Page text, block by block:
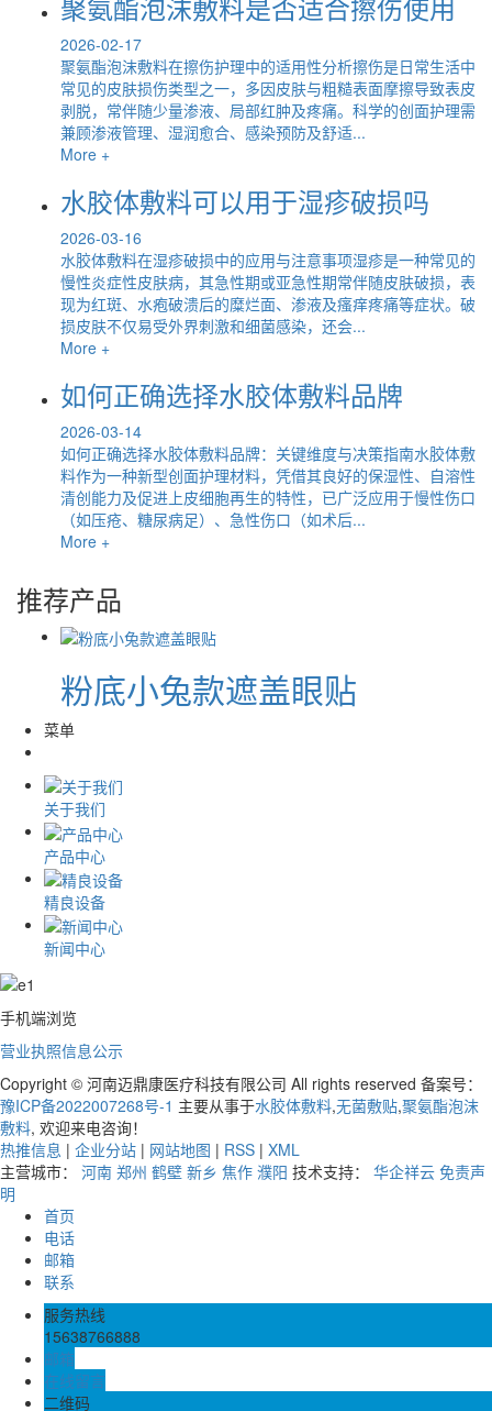
2026-02-17
聚氨酯泡沫敷料在擦伤护理中的适用性分析擦伤是日常生活中
常见的皮肤损伤类型之一，多因皮肤与粗糙表面摩擦导致表皮
剥脱，常伴随少量渗液、局部红肿及疼痛。科学的创面护理需
兼顾渗液管理、湿润愈合、感染预防及舒适...
More +
水胶体敷料可以用于湿疹破损吗
2026-03-16
水胶体敷料在湿疹破损中的应用与注意事项湿疹是一种常见的
慢性炎症性皮肤病，其急性期或亚急性期常伴随皮肤破损，表
现为红斑、水疱破溃后的糜烂面、渗液及瘙痒疼痛等症状。破
损皮肤不仅易受外界刺激和细菌感染，还会...
More +
如何正确选择水胶体敷料品牌
2026-03-14
如何正确选择水胶体敷料品牌：关键维度与决策指南水胶体敷
料作为一种新型创面护理材料，凭借其良好的保湿性、自溶性
清创能力及促进上皮细胞再生的特性，已广泛应用于慢性伤口
（如压疮、糖尿病足）、急性伤口（如术后...
More +
推荐产品
粉底小兔款遮盖眼贴
菜单
关于我们
产品中心
精良设备
新闻中心
手机端浏览
营业执照信息公示
Copyright © 河南迈鼎康医疗科技有限公司 All rights reserved 备案号：
豫ICP备2022007268号-1 主要从事于水胶体敷料,无菌敷贴,聚氨酯泡沫
敷料, 欢迎来电咨询！
热推信息 | 企业分站 | 网站地图 | RSS | XML
主营城市： 河南 郑州 鹤壁 新乡 焦作 濮阳 技术支持： 华企祥云 免责声
明
首页
电话
邮箱
联系
服务热线
15638766888
邮箱
在线留言
二维码